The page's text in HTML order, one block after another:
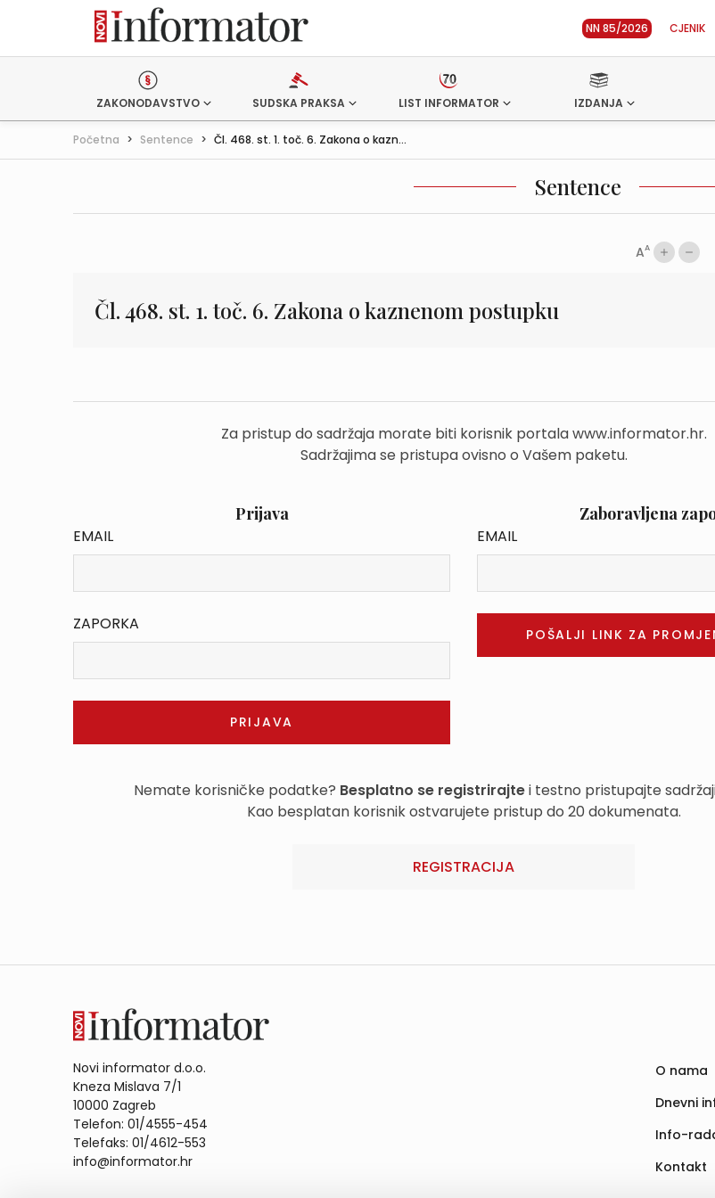
NN 85/2026 CJENIK
ZAKONODAVSTVO SUDSKA PRAKSA LIST INFORMATOR IZDANJA
Početna > Sentence > Čl. 468. st. 1. toč. 6. Zakona o kazn...
Sentence
AA
Čl. 468. st. 1. toč. 6. Zakona o kaznenom postupku
Za pristup do sadržaja morate biti korisnik portala www.informator.hr.
Sadržajima se pristupa ovisno o Vašem paketu.
Prijava
EMAIL
ZAPORKA
Zaboravljena
EMAIL
Nemate korisničke podatke? Besplatno se registrirajtei testno pristupajte
Kao besplatan korisnik ostvarujete pristup do 20 dokumenata.
REGISTRACIJA
Novi informator d.o.o.
Kneza Mislava 7/1
10000 Zagreb
Telefon: 01/4555-454
Telefaks: 01/4612-553
info@informator.hr
O nama
Dnevni
Info-
Kontakt